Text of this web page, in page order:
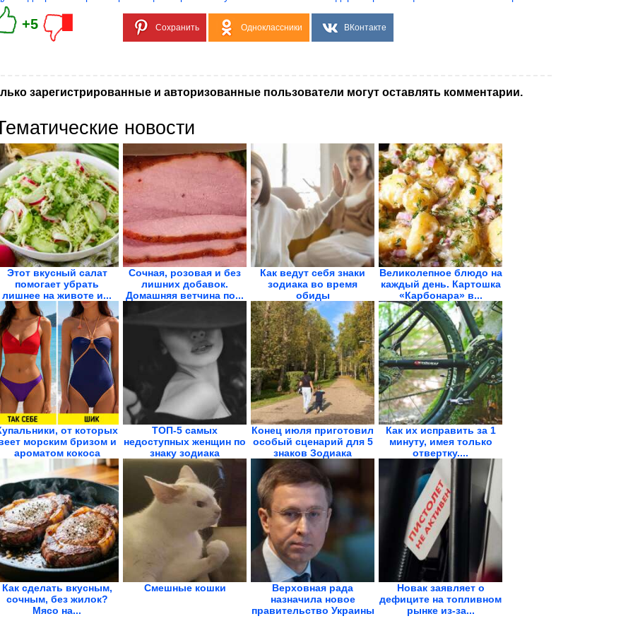
+5 Сохранить Одноклассники ВКонтакте
зарегистрированные и авторизованные пользователи могут оставлять комментарии.
новости
Этот вкусный салат
помогает убрать
лишнее на животе и...
Сочная, розовая и без
лишних добавок.
Домашняя ветчина по...
Как ведут себя знаки
зодиака во время
обиды
Великолепное блюдо на
каждый день. Картошка
«Карбонара» в...
от которых
морским бризом и
ароматом кокоса
ТОП-5 самых
недоступных женщин по
знаку зодиака
Конец июля приготовил
особый сценарий для 5
знаков Зодиака
Как их исправить за 1
минуту, имея только
отвертку....
Как сделать вкусным,
сочным, без жилок?
Мясо на...
Смешные кошки
Верховная рада
назначила новое
правительство Украины
Новак заявляет о
дефиците на топливном
рынке из-за...